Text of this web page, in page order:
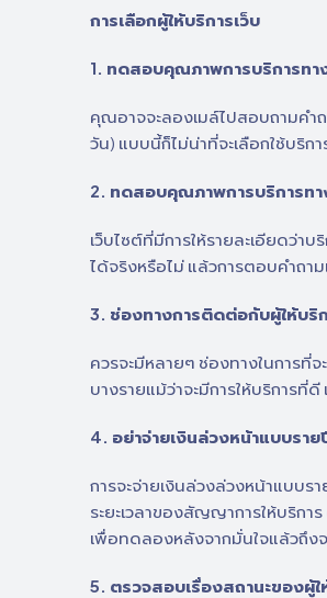
การเลือกผู้ให้บริการเว็บ
1. ทดสอบคุณภาพการบริการทา
คุณอาจจะลองเมล์ไปสอบถามคำ
วัน) แบบนี้ก็ไม่น่าที่จะเลือกใช้บริก
2. ทดสอบคุณภาพการบริการท
เว็บไซต์ที่มีการให้รายละเอียดว่า
ได้จริงหรือไม่ แล้วการตอบคำถา
3. ช่องทางการติดต่อกับผู้ให้บริ
ควรจะมีหลายๆ ช่องทางในการที่
บางรายแม้ว่าจะมีการให้บริการ
4. อย่าจ่ายเงินล่วงหน้าแบบราย
การจะจ่ายเงินล่วงล่วงหน้าแบบ
ระยะเวลาของสัญญาการให้บริกา
เพื่อทดลองหลังจากมั่นใจแล้วถึง
5. ตรวจสอบเรื่องสถานะของผู้ใ